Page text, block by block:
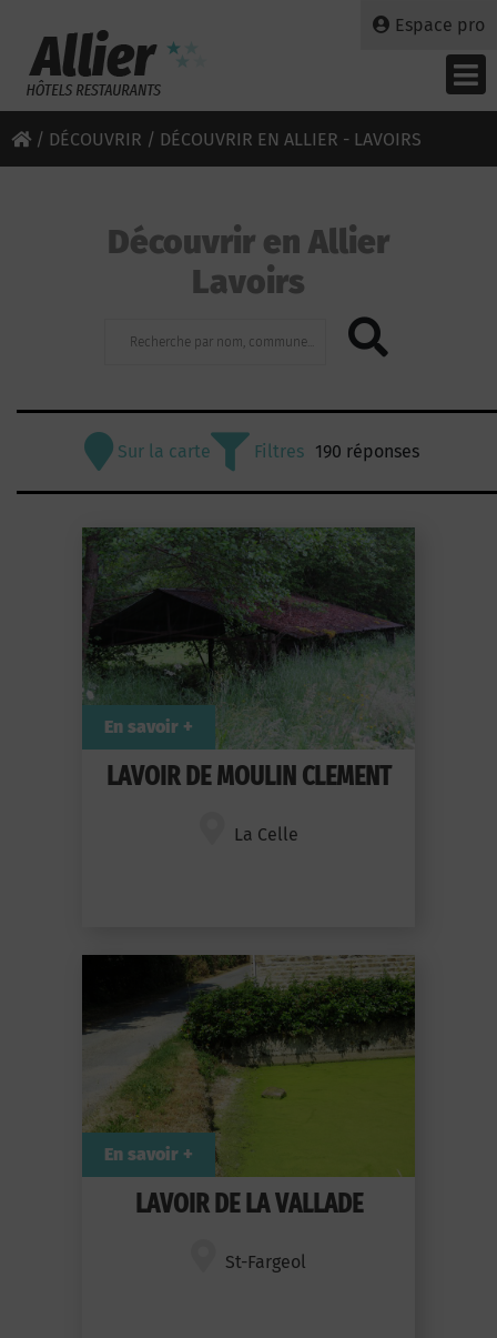
Espace pro
/ DÉCOUVRIR / DÉCOUVRIR EN ALLIER - LAVOIRS
Découvrir en Allier
Lavoirs
Sur la carte Filtres 190 réponses
LAVOIR DE MOULIN CLEMENT
La Celle
En savoir +
LAVOIR DE LA VALLADE
St-Fargeol
En savoir +